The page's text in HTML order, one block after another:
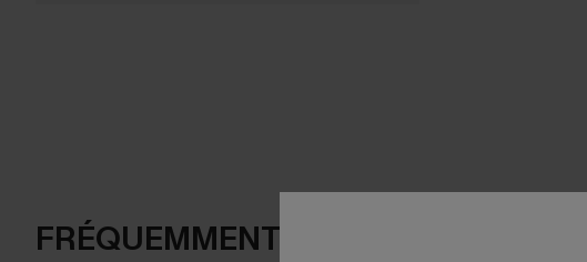
FRÉQUEMMENT ACHETÉS ENSEMBLE